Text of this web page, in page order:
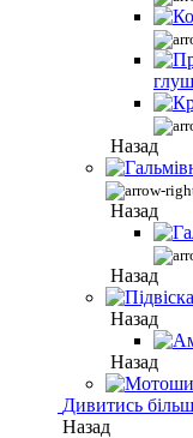
Назад
Назад
Назад
Назад
Назад
Дивитись
Назад